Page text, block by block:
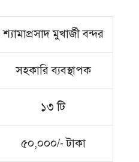
শ্যামাপ্রসাদ মুখার্জী বন্দর
সহকারি ব্যবস্থাপক
১৩ টি
৫০,০০০/- টাকা